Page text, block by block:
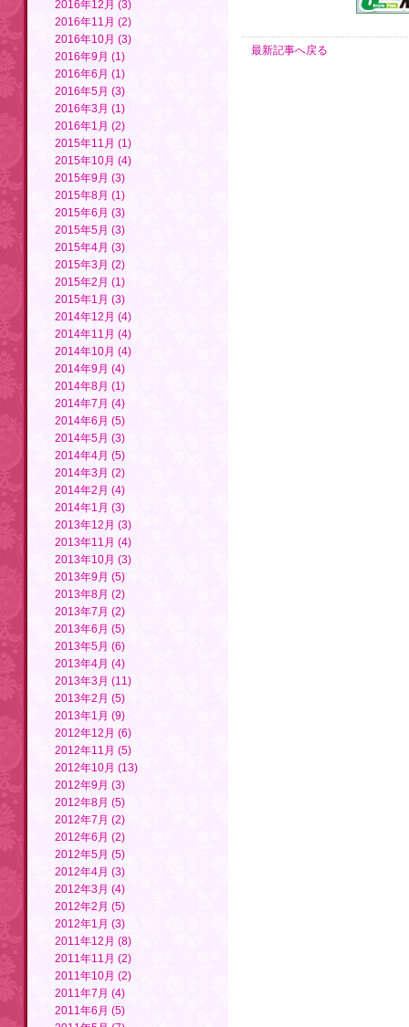
最新記事へ戻る
2016年12月 (3)
2016年11月 (2)
2016年10月 (3)
2016年9月 (1)
2016年6月 (1)
2016年5月 (3)
2016年3月 (1)
2016年1月 (2)
2015年11月 (1)
2015年10月 (4)
2015年9月 (3)
2015年8月 (1)
2015年6月 (3)
2015年5月 (3)
2015年4月 (3)
2015年3月 (2)
2015年2月 (1)
2015年1月 (3)
2014年12月 (4)
2014年11月 (4)
2014年10月 (4)
2014年9月 (4)
2014年8月 (1)
2014年7月 (4)
2014年6月 (5)
2014年5月 (3)
2014年4月 (5)
2014年3月 (2)
2014年2月 (4)
2014年1月 (3)
2013年12月 (3)
2013年11月 (4)
2013年10月 (3)
2013年9月 (5)
2013年8月 (2)
2013年7月 (2)
2013年6月 (5)
2013年5月 (6)
2013年4月 (4)
2013年3月 (11)
2013年2月 (5)
2013年1月 (9)
2012年12月 (6)
2012年11月 (5)
2012年10月 (13)
2012年9月 (3)
2012年8月 (5)
2012年7月 (2)
2012年6月 (2)
2012年5月 (5)
2012年4月 (3)
2012年3月 (4)
2012年2月 (5)
2012年1月 (3)
2011年12月 (8)
2011年11月 (2)
2011年10月 (2)
2011年7月 (4)
2011年6月 (5)